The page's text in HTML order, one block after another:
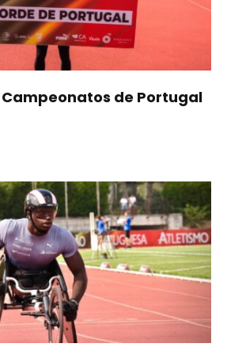
de Portugal